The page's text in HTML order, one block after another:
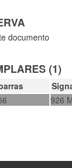
documento
(1)
926